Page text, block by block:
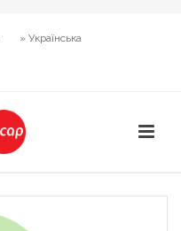
» Українська